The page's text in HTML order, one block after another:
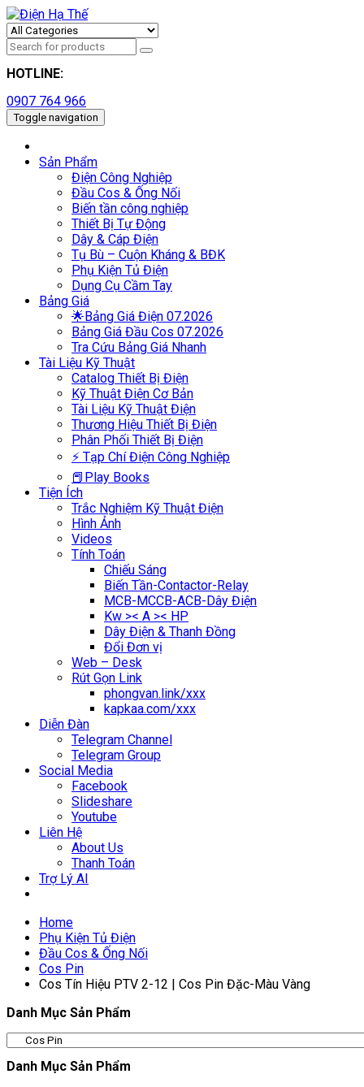
HOTLINE:
0907 764 966
Toggle navigation
Sản Phẩm
Điện Công Nghiệp
Đầu Cos & Ống Nối
Biến tần công nghiệp
Thiết Bị Tự Động
Dây & Cáp Điện
Tụ Bù – Cuộn Kháng & BĐK
Phụ Kiện Tủ Điện
Dụng Cụ Cầm Tay
Bảng Giá
🌟Bảng Giá Điện 07.2026
Bảng Giá Đầu Cos 07.2026
Tra Cứu Bảng Giá Nhanh
Tài Liệu Kỹ Thuật
Catalog Thiết Bị Điện
Kỹ Thuật Điện Cơ Bản
Tài Liệu Kỹ Thuật Điện
Thương Hiệu Thiết Bị Điện
Phân Phối Thiết Bị Điện
⚡ Tạp Chí Điện Công Nghiệp
📕Play Books
Tiện Ích
Trắc Nghiệm Kỹ Thuật Điện
Hình Ảnh
Videos
Tính Toán
Chiếu Sáng
Biến Tần-Contactor-Relay
MCB-MCCB-ACB-Dây Điện
Kw >< A >< HP
Dây Điện & Thanh Đồng
Đổi Đơn vị
Web – Desk
Rút Gọn Link
phongvan.link/xxx
kapkaa.com/xxx
Diễn Đàn
Telegram Channel
Telegram Group
Social Media
Facebook
Slideshare
Youtube
Liên Hệ
About Us
Thanh Toán
Trợ Lý AI
Home
Phụ Kiện Tủ Điện
Đầu Cos & Ống Nối
Cos Pin
Cos Tín Hiệu PTV 2-12 | Cos Pin Đặc-Màu Vàng
Danh Mục Sản Phẩm
Danh Mục Sản Phẩm